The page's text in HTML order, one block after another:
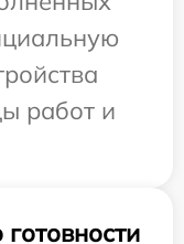
работ и